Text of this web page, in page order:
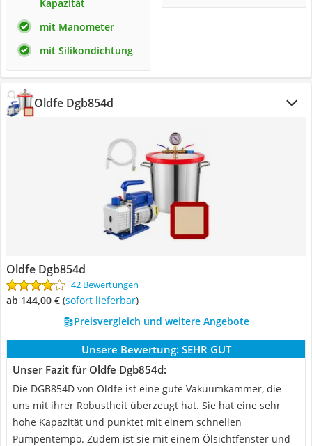
Kapazität
mit Manometer
mit Silikondichtung
Oldfe Dgb854d
Oldfe Dgb854d
42 Bewertungen
ab 144,00 € ( Sofort lieferbar)
Preisvergleich und weitere Angebote
Unsere Bewertung: SEHR GUT
Unser Fazit für Oldfe Dgb854d:
Die DGB854D von Oldfe ist eine gute Vakuumkammer, die
uns mit ihrer Robustheit überzeugt hat. Sie hat eine sehr
hohe Kapazität und punktet mit einem schnellen
Pumpentempo. Zudem ist sie mit einem Ölsichtfenster und